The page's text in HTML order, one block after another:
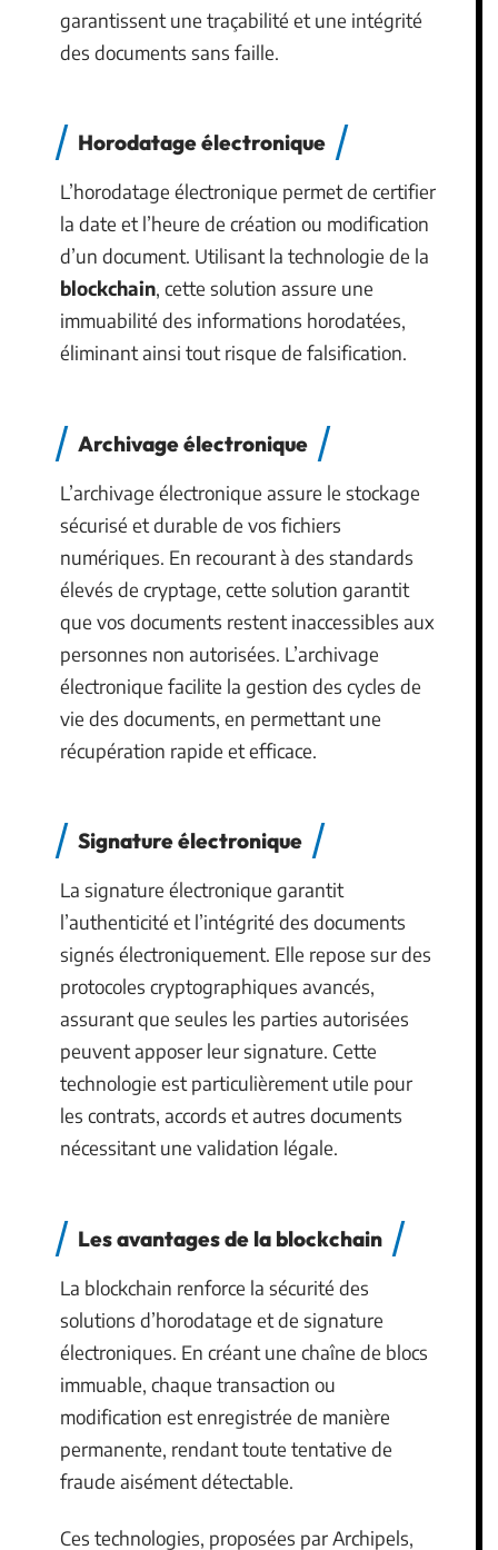
garantissent une traçabilité et une intégrité
des documents sans faille.
Horodatage électronique
L’horodatage électronique permet de certifier
la date et l’heure de création ou modification
d’un document. Utilisant la technologie de la
blockchain, cette solution assure une
immuabilité des informations horodatées,
éliminant ainsi tout risque de falsification.
Archivage électronique
L’archivage électronique assure le stockage
sécurisé et durable de vos fichiers
numériques. En recourant à des standards
élevés de cryptage, cette solution garantit
que vos documents restent inaccessibles aux
personnes non autorisées. L’archivage
électronique facilite la gestion des cycles de
vie des documents, en permettant une
récupération rapide et efficace.
Signature électronique
La signature électronique garantit
l’authenticité et l’intégrité des documents
signés électroniquement. Elle repose sur des
protocoles cryptographiques avancés,
assurant que seules les parties autorisées
peuvent apposer leur signature. Cette
technologie est particulièrement utile pour
les contrats, accords et autres documents
nécessitant une validation légale.
Les avantages de la blockchain
La blockchain renforce la sécurité des
solutions d’horodatage et de signature
électroniques. En créant une chaîne de blocs
immuable, chaque transaction ou
modification est enregistrée de manière
permanente, rendant toute tentative de
fraude aisément détectable.
Ces technologies, proposées par Archipels,